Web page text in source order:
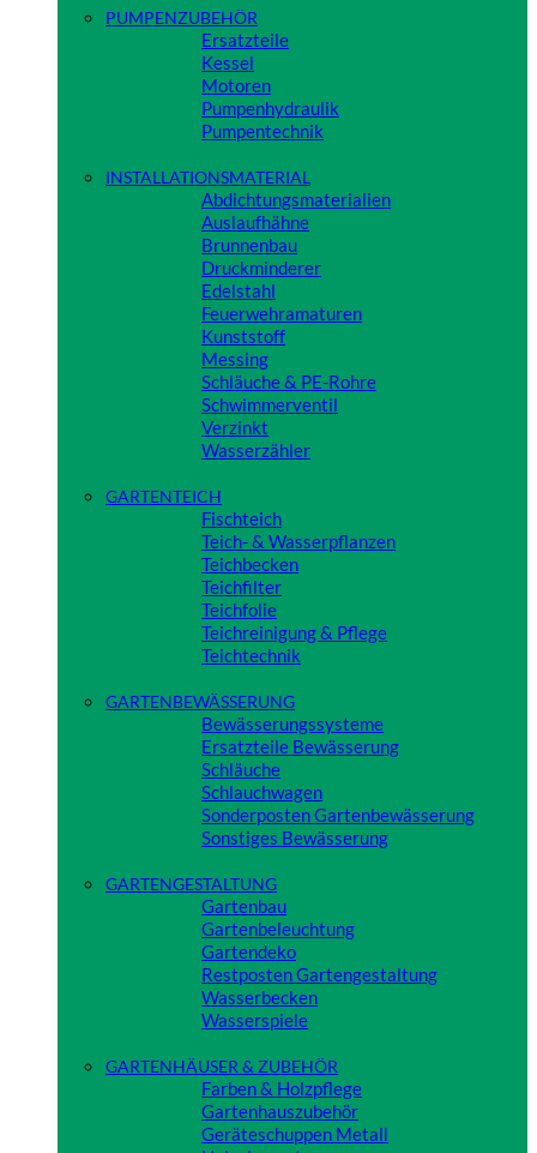
PUMPENZUBEHÖR
Ersatzteile
Kessel
Motoren
Pumpenhydraulik
Pumpentechnik
INSTALLATIONSMATERIAL
Abdichtungsmaterialien
Auslaufhähne
Brunnenbau
Druckminderer
Edelstahl
Feuerwehramaturen
Kunststoff
Messing
Schläuche & PE-Rohre
Schwimmerventil
Verzinkt
Wasserzähler
GARTENTEICH
Fischteich
Teich- & Wasserpflanzen
Teichbecken
Teichfilter
Teichfolie
Teichreinigung & Pflege
Teichtechnik
GARTENBEWÄSSERUNG
Bewässerungssysteme
Ersatzteile Bewässerung
Schläuche
Schlauchwagen
Sonderposten Gartenbewässerung
Sonstiges Bewässerung
GARTENGESTALTUNG
Gartenbau
Gartenbeleuchtung
Gartendeko
Restposten Gartengestaltung
Wasserbecken
Wasserspiele
GARTENHÄUSER & ZUBEHÖR
Farben & Holzpflege
Gartenhauszubehör
Geräteschuppen Metall